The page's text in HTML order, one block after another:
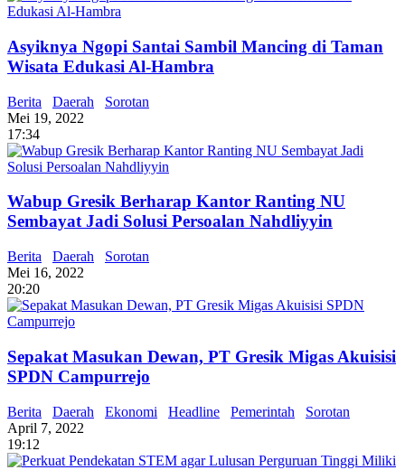
Asyiknya Ngopi Santai Sambil Mancing di Taman
Wisata Edukasi Al-Hambra
Berita Daerah
Sorotan
Mei 19, 2022
17:34
Wabup Gresik Berharap Kantor Ranting NU
Sembayat Jadi Solusi Persoalan Nahdliyyin
Berita Daerah
Sorotan
Mei 16, 2022
20:20
Sepakat Masukan Dewan, PT Gresik Migas Akuisisi
SPDN Campurrejo
Berita Daerah Ekonomi Headline Pemerintah
Sorotan
April 7, 2022
19:12